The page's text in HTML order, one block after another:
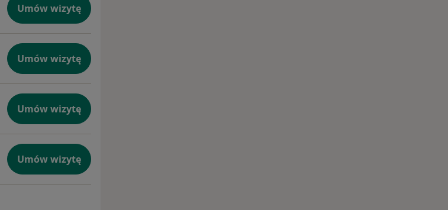
Umów wizytę
Umów wizytę
Umów wizytę
Umów wizytę